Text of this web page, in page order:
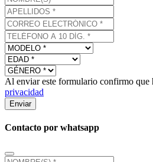
Al enviar este formulario confirmo que
privacidad
Enviar
Contacto por whatsapp